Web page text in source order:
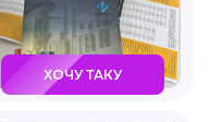
ХОЧУ ТАКУ